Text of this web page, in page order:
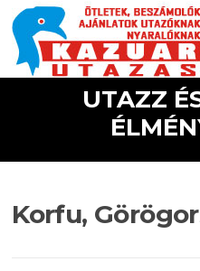
Ugrás a tartalomra
UTAZZ
Korfu,